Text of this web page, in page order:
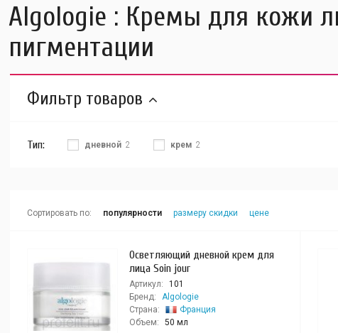
Algologie : Кремы для кожи
пигментации
Фильтр товаров
Тип: дневной 2 крем 2
Сортировать по: популярности размеру скидки цене
Осветляющий дневной крем для
лица Soin jour
Артикул:
101
Бренд:
Algologie
Страна:
Франция
Объем:
50 мл